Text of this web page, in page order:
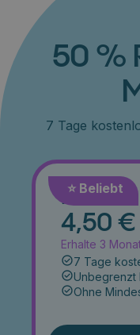
50 %
7 Tage
⭐️ Beliebt
Monat
4,50 €
Erhalte 3
7 Tage
Unbegrenzt
Ohne